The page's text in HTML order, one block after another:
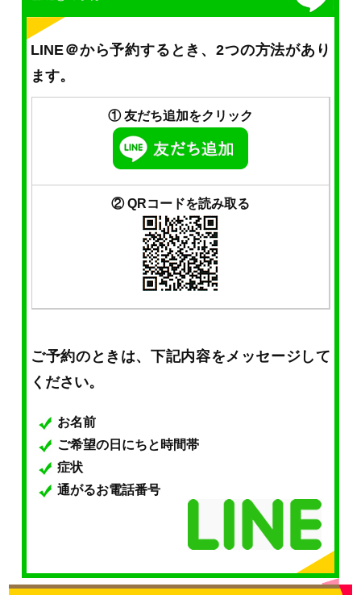
LINE＠から予約するとき、2つの方法があり
ます。
① 友だち追加をクリック
② QRコードを読み取る
ご予約のときは、下記内容をメッセージして
ください。
お名前
ご希望の日にちと時間帯
症状
通がるお電話番号